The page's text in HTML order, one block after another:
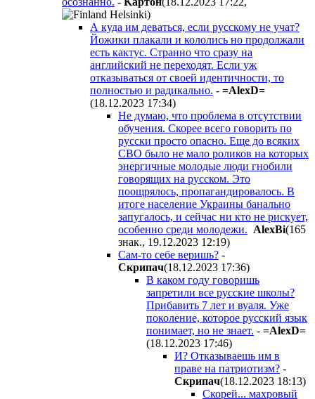
)
А куда им деваться, если русскому не учат?
Йожики плакали и кололись но продолжали
есть кактус. Странно что сразу на
английский не переходят. Если уж
отказываться от своей идентичности, то
полностью и радикально. - =AlexD=
(18.12.2023 17:34)
Не думаю, что проблема в отсутствии
обучения. Скорее всего говорить по
русски просто опасно. Еще до всяких
СВО было не мало роликов на которых
энергичные молодые люди гнобили
говорящих на русском. Это
поощрялось, пропагандировалось. В
итоге население Украины банально
запугалось, и сейчас ни кто не рискует,
особенно среди молодежи. AlexBi(165
знак., 19.12.2023 12:19)
Сам-то себе веришь? -
Cкpипaч(18.12.2023 17:36)
В каком году говоришь
запретили все русские школы?
Прибавить 7 лет и вуаля. Уже
поколение, которое русский язык
понимает, но не знает. - =AlexD=
(18.12.2023 17:46)
И? Отказываешь им в
праве на патриотизм? -
Cкpипaч(18.12.2023 18:13)
Скорей... махровый